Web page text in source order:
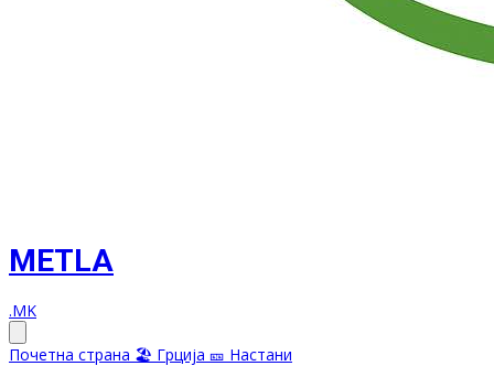
METLA
.MK
Почетна страна 🏖️ Грција 🎫 Настани